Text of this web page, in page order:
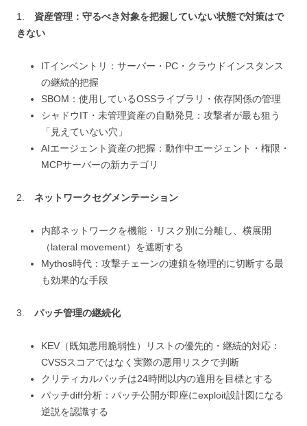
1. 資産管理：守るべき対象を把握していない状態で対策はで
きない
ITインベントリ：サーバー・PC・クラウドインスタンス
の継続的把握
SBOM：使用しているOSSライブラリ・依存関係の管理
シャドウIT・未管理資産の自動発見：攻撃者が最も狙う
「見えていない穴」
AIエージェント資産の把握：動作中エージェント・権限・
MCPサーバーの新カテゴリ
2. ネットワークセグメンテーション
内部ネットワークを機能・リスク別に分離し、横展開
（lateral movement）を遮断する
Mythos時代：攻撃チェーンの連鎖を物理的に切断する最
も効果的な手段
3. パッチ管理の継続化
KEV（既知悪用脆弱性）リストの優先的・継続的対応：
CVSSスコアではなく実際の悪用リスクで判断
クリティカルパッチは24時間以内の適用を目標とする
パッチdiff分析：パッチ公開が即座にexploit設計図になる
逆説を認識する